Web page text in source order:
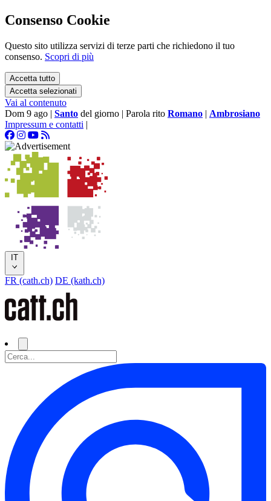
Consenso Cookie
Questo sito utilizza servizi di terze parti che richiedono il tuo
consenso. Scopri di più
Accetta tutto
Accetta selezionati
Vai al contenuto
Dom 9 ago | Santo del giorno | Parola rito Romano | Ambrosiano
Impressum e contatti |
IT
FR (cath.ch) DE (kath.ch)